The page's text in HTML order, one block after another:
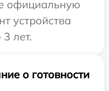
официальную
устройства
лет.
о готовности